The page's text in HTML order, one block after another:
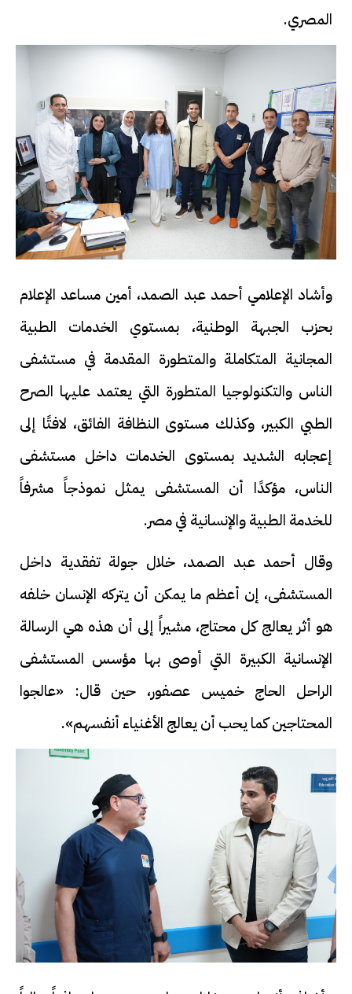
المصري.
وأشاد الإعلامي أحمد عبد الصمد، أمين مساعد الإعلام
بحزب الجبهة الوطنية، بمستوي الخدمات الطبية
المجانية المتكاملة والمتطورة المقدمة في مستشفى
الناس والتكنولوجيا المتطورة التي يعتمد عليها الصرح
الطبي الكبير، وكذلك مستوى النظافة الفائق، لافتًا إلى
إعجابه الشديد بمستوى الخدمات داخل مستشفى
الناس، مؤكدًا أن المستشفى يمثل نموذجاً مشرفاً
للخدمة الطبية والإنسانية في مصر.
وقال أحمد عبد الصمد، خلال جولة تفقدية داخل
المستشفى، إن أعظم ما يمكن أن يتركه الإنسان خلفه
هو أثر يعالج كل محتاج، مشيراً إلى أن هذه هي الرسالة
الإنسانية الكبيرة التي أوصى بها مؤسس المستشفى
الراحل الحاج خميس عصفور، حين قال: «عالجوا
المحتاجين كما يحب أن يعالج الأغنياء أنفسهم».